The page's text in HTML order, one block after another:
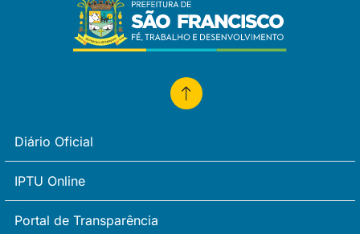
Diário Oficial
IPTU Online
Portal de Transparência